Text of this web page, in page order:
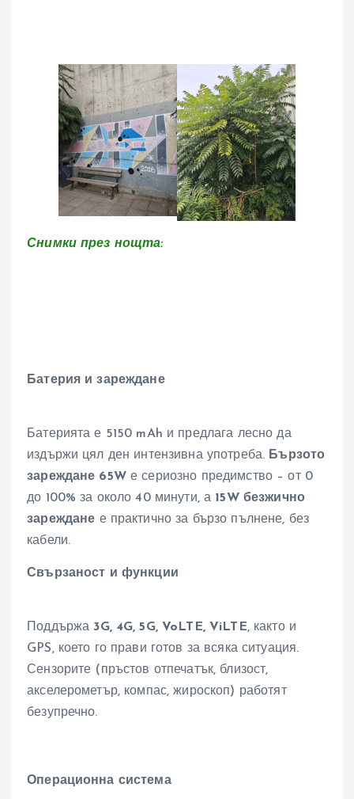
Снимки през нощта:
Батерия и зареждане
Батерията е 5150 mAh и предлага лесно да
издържи цял ден интензивна употреба. Бързото
зареждане 65Wе сериозно предимство – от 0
до 100% за около 40 минути, а 15W безжично
зареждане е практично за бързо пълнене, без
кабели.
Свързаност и функции
Поддържа 3G, 4G, 5G, VoLTE, ViLTE, както и
GPS, което го прави готов за всяка ситуация.
Сензорите (пръстов отпечатък, близост,
акселерометър, компас, жироскоп) работят
безупречно.
Операционна система